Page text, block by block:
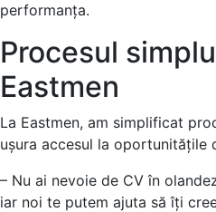
performanța.
Procesul
Eastmen
La Eastmen, am simplificat
ușura accesul la oportunitățile
– Nu ai nevoie de CV în
iar noi te putem ajuta să îți